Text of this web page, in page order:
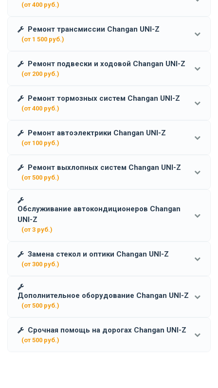
(от 400 руб.)
Ремонт трансмиссии Changan UNI-Z
(от 1 500 руб.)
Ремонт подвески и ходовой Changan UNI-Z
(от 200 руб.)
Ремонт тормозных систем Changan UNI-Z
(от 400 руб.)
Ремонт автоэлектрики Changan UNI-Z
(от 100 руб.)
Ремонт выхлопных систем Changan UNI-Z
(от 500 руб.)
Обслуживание автокондиционеров Changan
UNI-Z
(от 3 руб.)
Замена стекол и оптики Changan UNI-Z
(от 300 руб.)
Дополнительное оборудование Changan UNI-Z
(от 500 руб.)
Срочная помощь на дорогах Changan UNI-Z
(от 500 руб.)